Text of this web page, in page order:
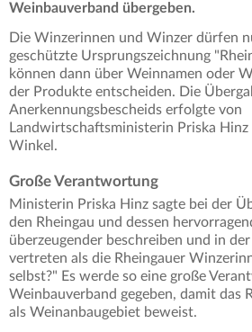
Weinbauverband übergeben.
Die Winzerinnen und Winzer dürfen
geschützte Ursprungszeichnung
können dann über Weinnamen oder
der Produkte entscheiden. Die
Anerkennungsbescheids erfolgte von
Landwirtschaftsministerin Priska
Winkel.
Große Verantwortung
Ministerin Priska Hinz sagte bei der
den Rheingau und dessen
überzeugender beschreiben und in
vertreten als die Rheingauer
selbst?" Es werde so eine große
Weinbauverband gegeben, damit das
als Weinanbaugebiet beweist.